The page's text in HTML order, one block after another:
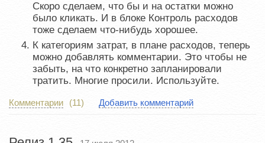
Скоро сделаем, что бы и на остатки можно
было кликать. И в блоке Контроль расходов
тоже сделаем что-нибудь хорошее.
К категориям затрат, в плане расходов, теперь
можно добавлять комментарии. Это чтобы не
забыть, на что конкретно запланировали
тратить. Многие просили. Используйте.
Комментарии (11) Добавить комментарий